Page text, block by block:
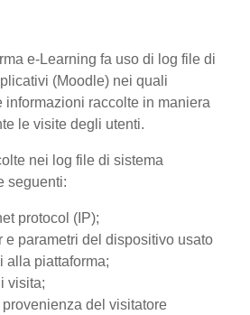
e-Learning fa uso di log file di
(Moodle) nei quali
informazioni raccolte in maniera
le visite degli utenti.
nei log file di sistema
seguenti:
protocol (IP);
e parametri del dispositivo usato
alla piattaforma;
visita;
del visitatore